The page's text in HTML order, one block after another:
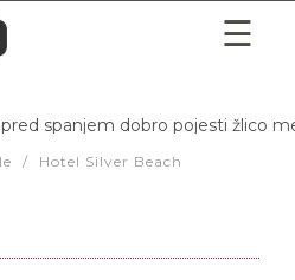
spanjem dobro pojesti žlico
/ Hotel Silver Beach